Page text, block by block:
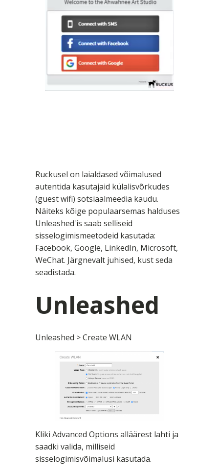
Ruckusel on laialdased võimalused
autentida kasutajaid külalisvõrkudes
(guest wifi) sotsiaalmeedia kaudu.
Näiteks kõige populaarsemas halduses
Unleashed'is saab selliseid
sisselogimismeetodeid kasutada:
Facebook, Google, LinkedIn, Microsoft,
WeChat. Järgnevalt juhised, kust seda
seadistada.
Unleashed
Unleashed > Create WLAN
Kliki Advanced Options alläärest lahti ja
saadki valida, milliseid
sisselogimisvõimalusi kasutada.